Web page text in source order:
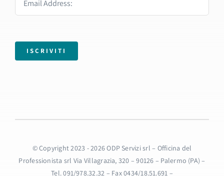
ISCRIVITI
© Copyright 2023 - 2026 ODP Servizi srl – Officina del
Professionista srl Via Villagrazia, 320 – 90126 – Palermo (PA) –
Tel. 091/978.32.32 – Fax 0434/18.51.691 –